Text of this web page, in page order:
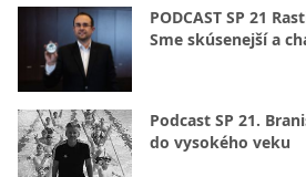
PODCAST SP 21
Sme skúsenejší a
Podcast SP 21.
do vysokého veku